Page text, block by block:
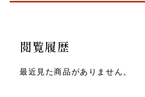
閲覧履歴
最近見た商品がありません。